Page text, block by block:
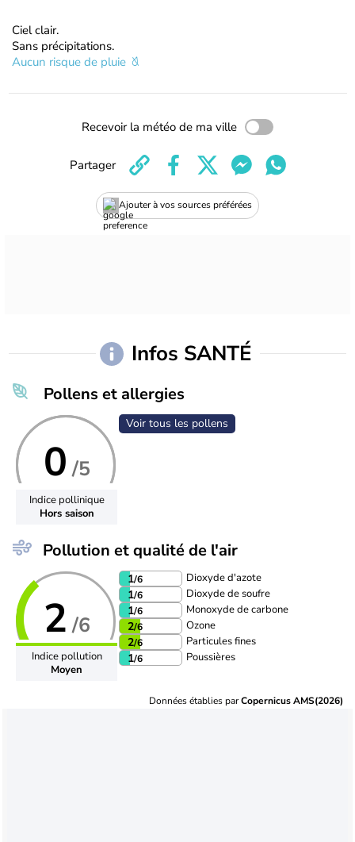
Ciel clair.
Sans précipitations.
Aucun risque de pluie
Recevoir la météo de ma ville
Ajouter à vos sources préférées
Partager
Infos SANTÉ
Pollens et allergies
0 /5
Indice pollinique
Hors saison
Voir tous les pollens
Pollution et qualité de l'air
2 /6
Indice pollution
Moyen
1/6 Dioxyde d'azote
1/6 Dioxyde de soufre
1/6 Monoxyde de carbone
2/6 Ozone
2/6 Particules fines
1/6 Poussières
Données établies parCopernicus AMS(2026)